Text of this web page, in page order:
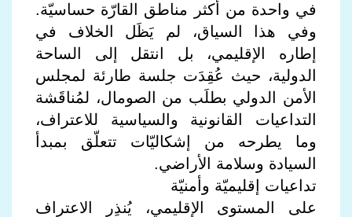
في واحدة من أكثر مناطق القارّة حساسيّة.
وفي هذا السياق، لم يَظَل الخلاف في
إطاره الإقليمي، بل انتقل إلى الساحة
الدولية، حيث عُقِدَت جلسة طارئة لمجلس
الأمن الدولي بطلَب من الصومال، لمُناقَشة
التداعيات القانونية والسياسية للاعتراف،
وما يطرحه من إشكاليّات تتعلّق بمبدأ
السيادة وسلامة الأراضي.
تداعيات إقليميّة وأمنيّة
على المستوى الإقليمي، يُنذِر الاعتراف